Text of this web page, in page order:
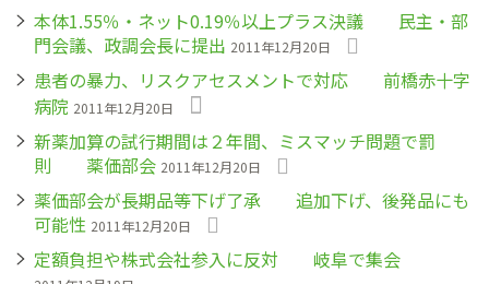
本体1.55％・ネット0.19％以上プラス決議 民主・部
門会議、政調会長に提出 2011年12月20日
患者の暴力、リスクアセスメントで対応 前橋赤十字
病院 2011年12月20日
新薬加算の試行期間は２年間、ミスマッチ問題で罰
則 薬価部会 2011年12月20日
薬価部会が長期品等下げ了承 追加下げ、後発品にも
可能性 2011年12月20日
定額負担や株式会社参入に反対 岐阜で集会